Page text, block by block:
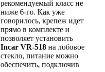
рекомендуемый класс не
ниже 6-го. Как уже
говорилось, крепеж идет
прямо в комплекте и
позволяет установить
Incar VR-518 на лобовое
стекло, питание можно
обеспечить, подключив